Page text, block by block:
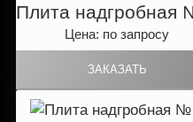
Плита надгробная
Цена: по запросу